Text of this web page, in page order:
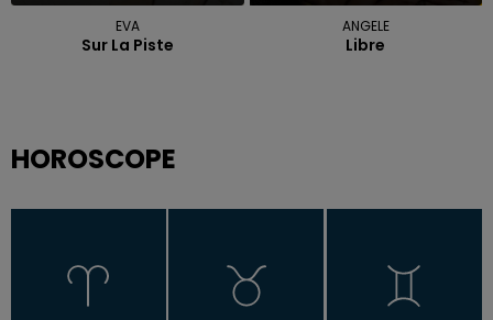
EVA
Sur La Piste
ANGELE
Libre
HOROSCOPE